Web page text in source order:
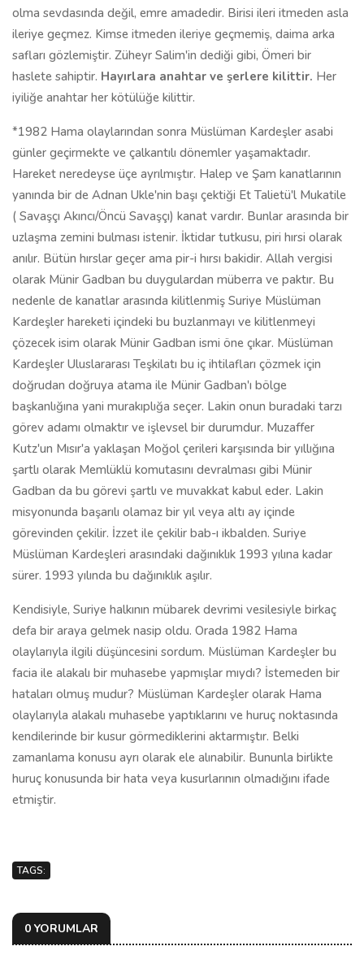
olma sevdasında değil, emre amadedir. Birisi ileri itmeden asla
ileriye geçmez. Kimse itmeden ileriye geçmemiş, daima arka
safları gözlemiştir. Züheyr Salim'in dediği gibi, Ömeri bir
haslete sahiptir. Hayırlara anahtar ve şerlere kilittir. Her
iyiliğe anahtar her kötülüğe kilittir.
*1982 Hama olaylarından sonra Müslüman Kardeşler asabi
günler geçirmekte ve çalkantılı dönemler yaşamaktadır.
Hareket neredeyse üçe ayrılmıştır. Halep ve Şam kanatlarının
yanında bir de Adnan Ukle'nin başı çektiği Et Talietü'l Mukatile
( Savaşçı Akıncı/Öncü Savaşçı) kanat vardır. Bunlar arasında bir
uzlaşma zemini bulması istenir. İktidar tutkusu, piri hırsi olarak
anılır. Bütün hırslar geçer ama pir-i hırsı bakidir. Allah vergisi
olarak Münir Gadban bu duygulardan müberra ve paktır. Bu
nedenle de kanatlar arasında kilitlenmiş Suriye Müslüman
Kardeşler hareketi içindeki bu buzlanmayı ve kilitlenmeyi
çözecek isim olarak Münir Gadban ismi öne çıkar. Müslüman
Kardeşler Uluslararası Teşkilatı bu iç ihtilafları çözmek için
doğrudan doğruya atama ile Münir Gadban'ı bölge
başkanlığına yani murakıplığa seçer. Lakin onun buradaki tarzı
görev adamı olmaktır ve işlevsel bir durumdur. Muzaffer
Kutz'un Mısır'a yaklaşan Moğol çerileri karşısında bir yıllığına
şartlı olarak Memlüklü komutasını devralması gibi Münir
Gadban da bu görevi şartlı ve muvakkat kabul eder. Lakin
misyonunda başarılı olamaz bir yıl veya altı ay içinde
görevinden çekilir. İzzet ile çekilir bab-ı ikbalden. Suriye
Müslüman Kardeşleri arasındaki dağınıklık 1993 yılına kadar
sürer. 1993 yılında bu dağınıklık aşılır.
Kendisiyle, Suriye halkının mübarek devrimi vesilesiyle birkaç
defa bir araya gelmek nasip oldu. Orada 1982 Hama
olaylarıyla ilgili düşüncesini sordum. Müslüman Kardeşler bu
facia ile alakalı bir muhasebe yapmışlar mıydı? İstemeden bir
hataları olmuş mudur? Müslüman Kardeşler olarak Hama
olaylarıyla alakalı muhasebe yaptıklarını ve huruç noktasında
kendilerinde bir kusur görmediklerini aktarmıştır. Belki
zamanlama konusu ayrı olarak ele alınabilir. Bununla birlikte
huruç konusunda bir hata veya kusurlarının olmadığını ifade
etmiştir.
TAGS:
0 YORUMLAR